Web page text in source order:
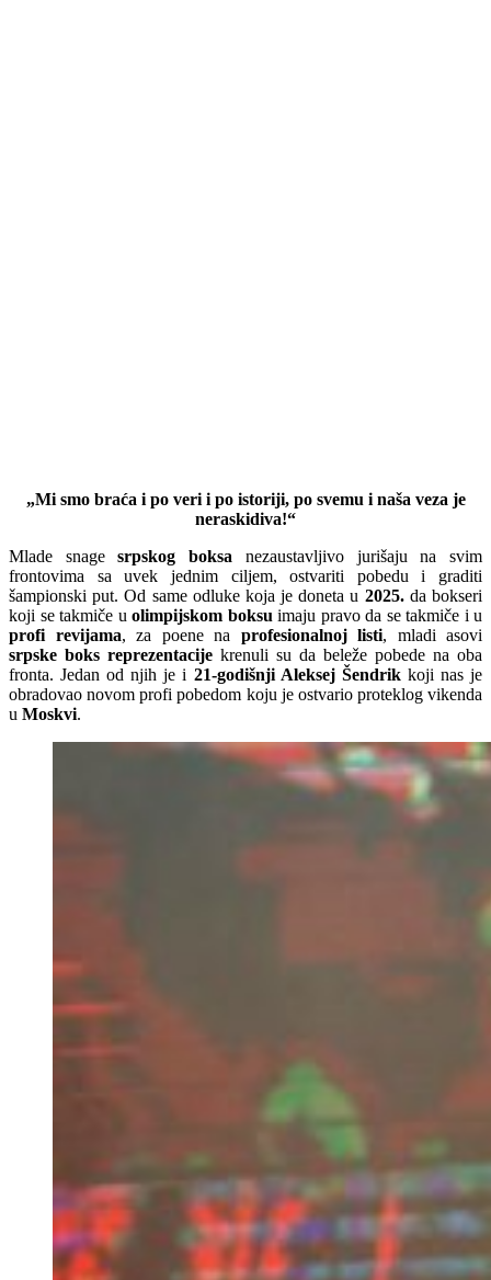
„Mi smo braća i po veri i po istoriji, po svemu i naša veza je
neraskidiva!“
Mlade snagesrpskog boksa nezaustavljivo jurišaju na svim
frontovima sa uvek jednim ciljem, ostvariti pobedu i graditi
šampionski put. Od same odluke koja je doneta u 2025.da bokseri
koji se takmiče u olimpijskom boksu imaju pravo da se takmiče i u
profi revijama, za poene na profesionalnoj listi, mladi asovi
srpske boks reprezentacije krenuli su da beleže pobede na oba
fronta. Jedan od njih je i 21-godišnji Aleksej Šendrikkoji nas je
obradovao novom profi pobedom koju je ostvario proteklog vikenda
u Moskvi.